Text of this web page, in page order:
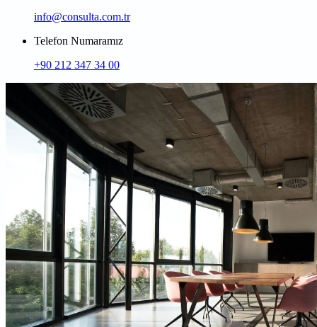
info@consulta.com.tr
Telefon Numaramız
+90 212 347 34 00